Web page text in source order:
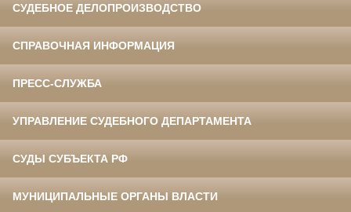
СУДЕБНОЕ ДЕЛОПРОИЗВОДСТВО
СПРАВОЧНАЯ ИНФОРМАЦИЯ
ПРЕСС-СЛУЖБА
УПРАВЛЕНИЕ СУДЕБНОГО ДЕПАРТАМЕНТА
СУДЫ СУБЪЕКТА РФ
МУНИЦИПАЛЬНЫЕ ОРГАНЫ ВЛАСТИ